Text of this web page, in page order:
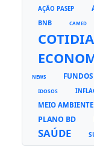
AÇÃO PASEP
BNB CAMED
NEWS
IDOSOS
MEIO AMBIENTE
PLANO BD
SAÚDE